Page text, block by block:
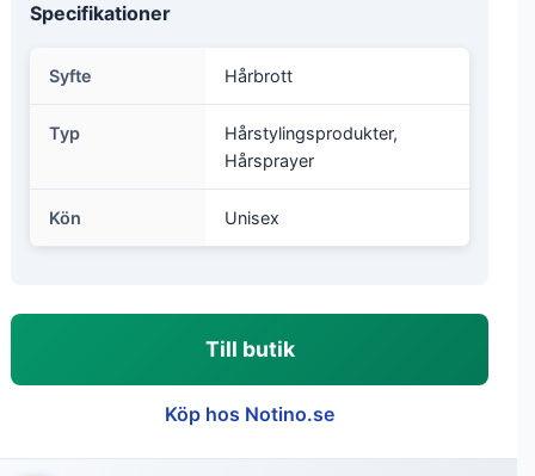
Specifikationer
Syfte Hårbrott
Typ
Hårstylingsprodukter,
Hårsprayer
Kön Unisex
Till butik
Köp hos Notino.se